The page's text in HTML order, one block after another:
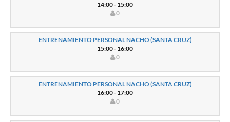
14:00 - 15:00
0
ENTRENAMIENTO PERSONAL NACHO (SANTA CRUZ)
15:00 - 16:00
0
ENTRENAMIENTO PERSONAL NACHO (SANTA CRUZ)
16:00 - 17:00
0